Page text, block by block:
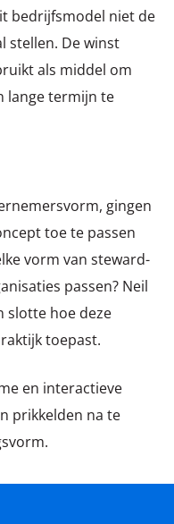
bedrijfsmodel niet de
stellen. De winst
als middel om
lange termijn te
gingen
toe te passen
vorm van steward-
passen? Neil
slotte hoe deze
toepast.
en interactieve
prikkelden na te